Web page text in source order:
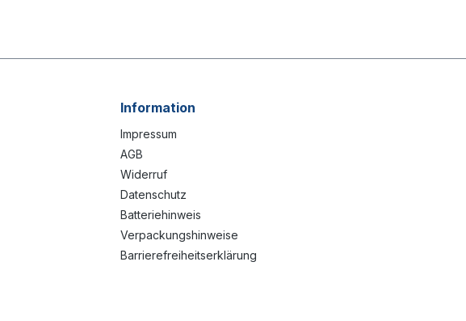
Information
Impressum
AGB
Widerruf
Datenschutz
Batteriehinweis
Verpackungshinweise
Barrierefreiheitserklärung